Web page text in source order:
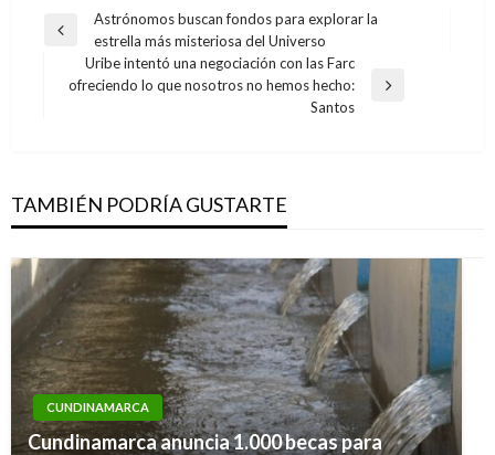
Navegación
entradas
Entrada
anterior
Astrónomos buscan fondos para explorar la
estrella más misteriosa del Universo
Entrada
Uribe intentó una negociación con las Farc
ofreciendo lo que nosotros no hemos hecho:
Santos
TAMBIÉN PODRÍA GUSTARTE
CUNDINAMARCA
Cundinamarca anuncia 1.000 becas para